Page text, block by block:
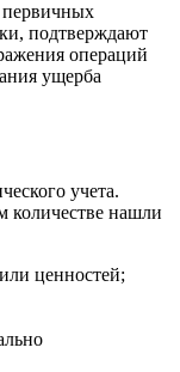
первичных
подтверждают
операций
ущерба
учета.
количестве нашли
ценностей;